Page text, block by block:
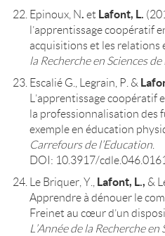
Epinoux, N. et Lafont, L.
l’apprentissage coopératif
acquisitions et les relations
la Recherche en Sciences
Escalié G., Legrain, P. &
L’apprentissage coopératif
la professionnalisation des
exemple en éducation
Carrefours de l’Education.
DOI: 10.3917/cdle.046.0161
Le Briquer, Y., Lafont, L., &
Apprendre à dénouer le
Freinet au cœur d’un
L’Année de la Recherche en